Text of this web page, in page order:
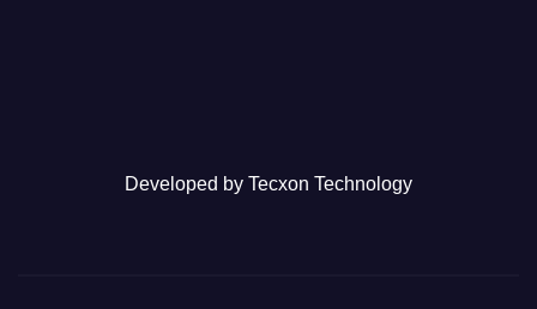
Developed by Tecxon Technology